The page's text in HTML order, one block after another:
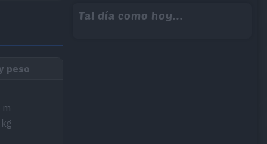
peso
m
Tal día como hoy...